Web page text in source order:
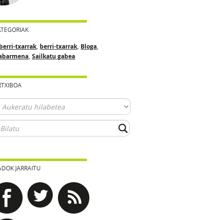
txarrak, berri-txarrak, Bloga,
,Sailkatu gabea
JARRAITU